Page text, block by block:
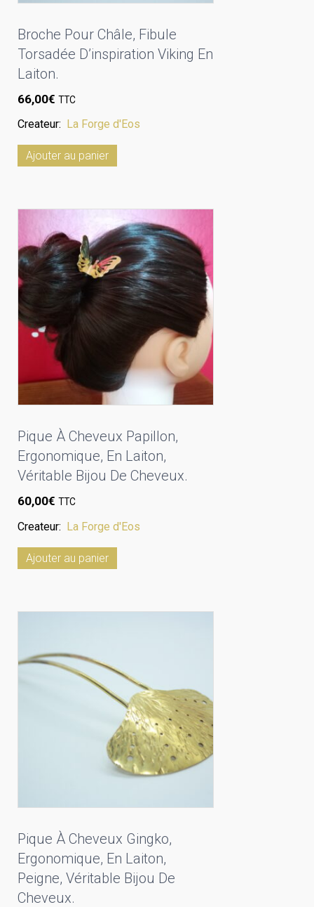
Broche Pour Châle, Fibule
Torsadée D’inspiration Viking En
Laiton.
66,00€ TTC
Createur: La Forge d'Eos
Ajouter au panier
Pique À Cheveux Papillon,
Ergonomique, En Laiton,
Véritable Bijou De Cheveux.
60,00€ TTC
Createur: La Forge d'Eos
Ajouter au panier
Pique À Cheveux Gingko,
Ergonomique, En Laiton,
Peigne, Véritable Bijou De
Cheveux.